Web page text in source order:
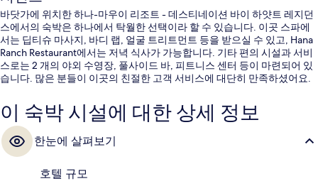
바닷가에 위치한 하나-마우이 리조트 - 데스티네이션 바이 하얏트 레지던
스에서의 숙박은 하나에서 탁월한 선택이라 할 수 있습니다. 이곳 스파에
서는 딥티슈 마사지, 바디 랩, 얼굴 트리트먼트 등을 받으실 수 있고, Hana
Ranch Restaurant에서는 저녁 식사가 가능합니다. 기타 편의 시설과 서비
스로는 2 개의 야외 수영장, 풀사이드 바, 피트니스 센터 등이 마련되어 있
습니다. 많은 분들이 이곳의 친절한 고객 서비스에 대단히 만족하셨어요.
이 숙박 시설에 대한 상세 정보
한눈에 살펴보기
호텔 규모